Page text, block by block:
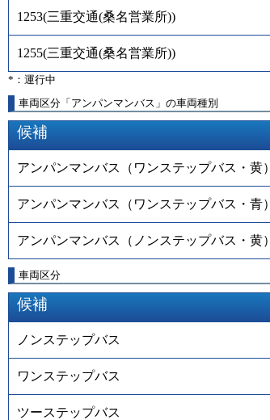
1253(三重交通(桑名営業所))
1255(三重交通(桑名営業所))
*：運行中
車両区分「アンパンマンバス」の車両種別
候補
アンパンマンバス（ワンステップバス・黄）
アンパンマンバス（ワンステップバス・青）
アンパンマンバス（ノンステップバス・黄）
車両区分
候補
ノンステップバス
ワンステップバス
ツーステップバス